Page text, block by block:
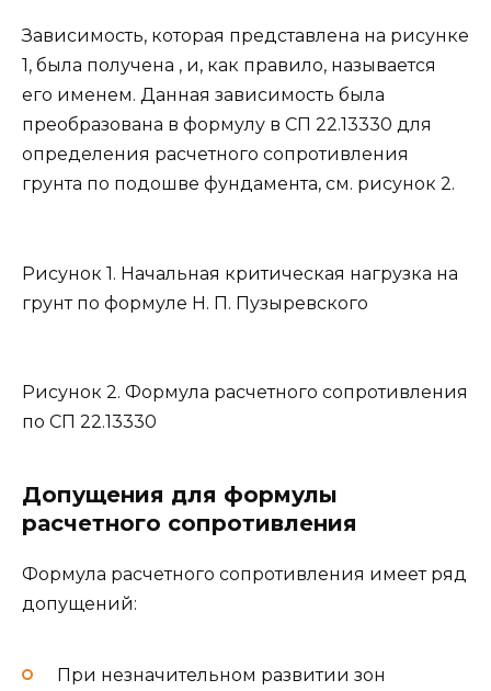
Зависимость, которая представлена на рисунке
1, была получена , и, как правило, называется
его именем. Данная зависимость была
преобразована в формулу в СП 22.13330 для
определения расчетного сопротивления
грунта по подошве фундамента, см. рисунок 2.
Рисунок 1. Начальная критическая нагрузка на
грунт по формуле Н. П. Пузыревского
Рисунок 2. Формула расчетного сопротивления
по СП 22.13330
Допущения для формулы
расчетного сопротивления
Формула расчетного сопротивления имеет ряд
допущений:
При незначительном развитии зон